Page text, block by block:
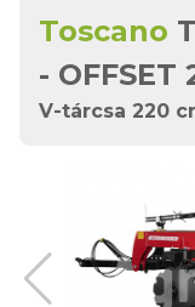
Toscano
- OFFSET
V-tárcsa 220